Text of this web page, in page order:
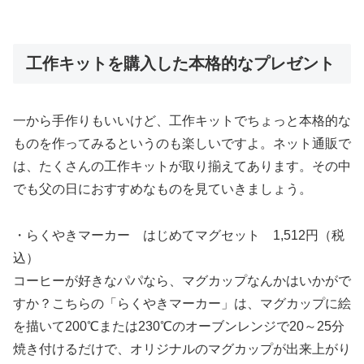
工作キットを購入した本格的なプレゼント
一から手作りもいいけど、工作キットでちょっと本格的な
ものを作ってみるというのも楽しいですよ。ネット通販で
は、たくさんの工作キットが取り揃えてあります。その中
でも父の日におすすめなものを見ていきましょう。
・らくやきマーカー はじめてマグセット 1,512円（税
込）
コーヒーが好きなパパなら、マグカップなんかはいかがで
すか？こちらの「らくやきマーカー」は、マグカップに絵
を描いて200℃または230℃のオーブンレンジで20～25分
焼き付けるだけで、オリジナルのマグカップが出来上がり